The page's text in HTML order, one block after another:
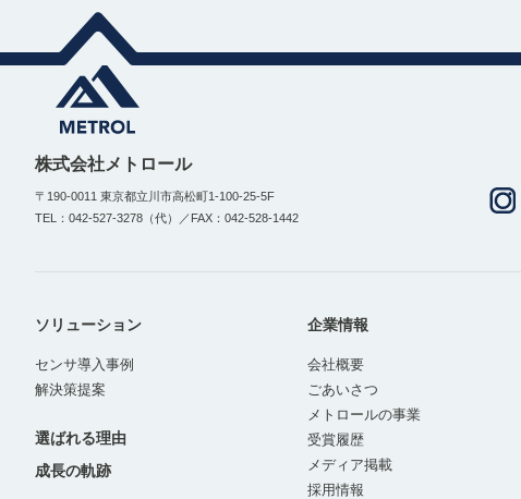
株式会社メトロール
〒190-0011 東京都立川市高松町1-100-25-5F
TEL：042-527-3278（代）／FAX：042-528-1442
ソリューション
センサ導入事例
解決策提案
選ばれる理由
成長の軌跡
企業情報
会社概要
ごあいさつ
メトロールの事業
受賞履歴
メディア掲載
採用情報